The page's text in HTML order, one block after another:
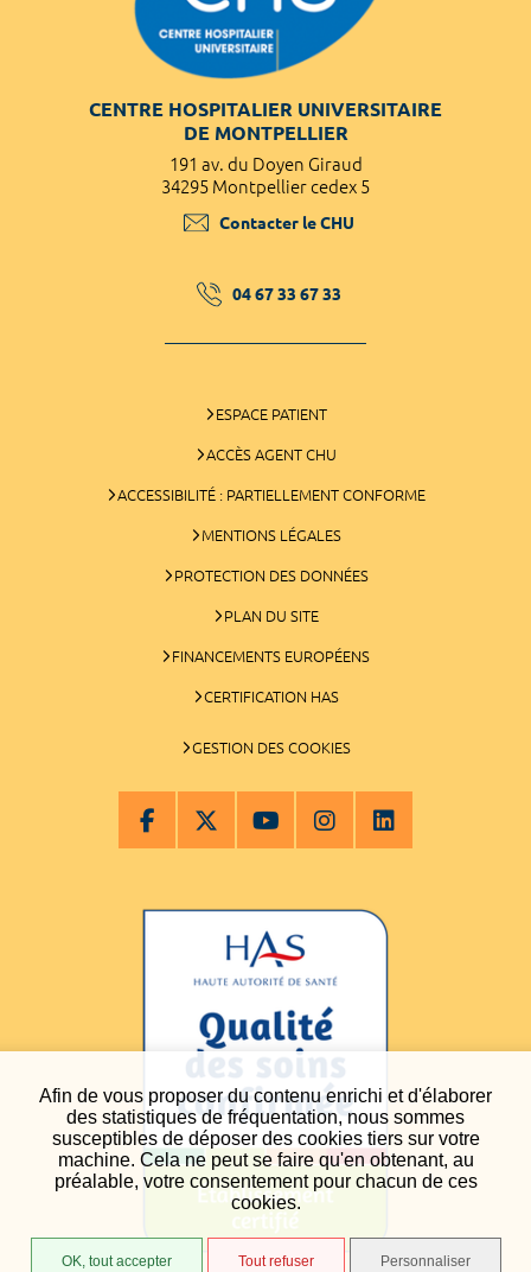
Afin de vous proposer du contenu enrichi et d'élaborer
des statistiques de fréquentation, nous sommes
susceptibles de déposer des cookies tiers sur votre
machine. Cela ne peut se faire qu'en obtenant, au
préalable, votre consentement pour chacun de ces
cookies.
OK, tout accepter Tout refuser Personnaliser
CENTRE HOSPITALIER UNIVERSITAIRE
DE MONTPELLIER
191 av. du Doyen Giraud
34295 Montpellier cedex 5
Contacter le CHU
04 67 33 67 33
ESPACE PATIENT
ACCÈS AGENT CHU
ACCESSIBILITÉ : PARTIELLEMENT CONFORME
MENTIONS LÉGALES
PROTECTION DES DONNÉES
PLAN DU SITE
FINANCEMENTS EUROPÉENS
CERTIFICATION HAS
GESTION DES COOKIES